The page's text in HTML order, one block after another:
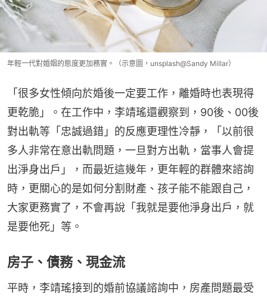
年輕一代對婚姻的態度更加務實。（示意圖，unsplash@Sandy Millar）
「很多女性傾向於婚後一定要工作，離婚時也表現得
更乾脆」。在工作中，李靖瑤還觀察到，90後、00後
對出軌等「忠誠過錯」的反應更理性冷靜，「以前很
多人非常在意出軌問題，一旦對方出軌，當事人會提
出淨身出戶」，而最近這幾年，更年輕的群體來諮詢
時，更關心的是如何分割財產、孩子能不能跟自己，
大家更務實了，不會再說「我就是要他淨身出戶，就
是要他死」等。
房子、債務、現金流
平時，李靖瑤接到的婚前協議諮詢中，房產問題最受